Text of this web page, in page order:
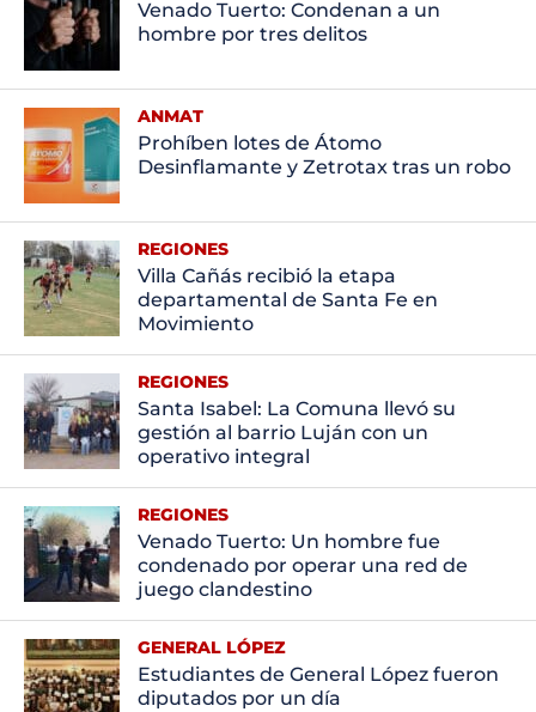
Venado Tuerto: Condenan a un
hombre por tres delitos
ANMAT
Prohíben lotes de Átomo
Desinflamante y Zetrotax tras un robo
REGIONES
Villa Cañás recibió la etapa
departamental de Santa Fe en
Movimiento
REGIONES
Santa Isabel: La Comuna llevó su
gestión al barrio Luján con un
operativo integral
REGIONES
Venado Tuerto: Un hombre fue
condenado por operar una red de
juego clandestino
GENERAL LÓPEZ
Estudiantes de General López fueron
diputados por un día